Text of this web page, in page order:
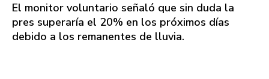
El monitor voluntario señaló que sin duda la
pres superaría el 20% en los próximos días
debido a los remanentes de lluvia.